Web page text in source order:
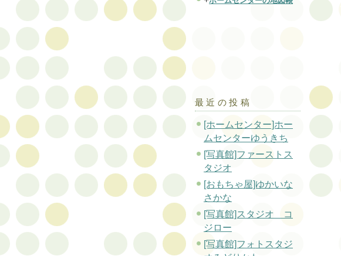
最近の投稿
[ホームセンター]ホー
ムセンターゆうきち
[写真館]ファーストス
タジオ
[おもちゃ屋]ゆかいな
さかな
[写真館]スタジオ コ
ジロー
[写真館]フォトスタジ